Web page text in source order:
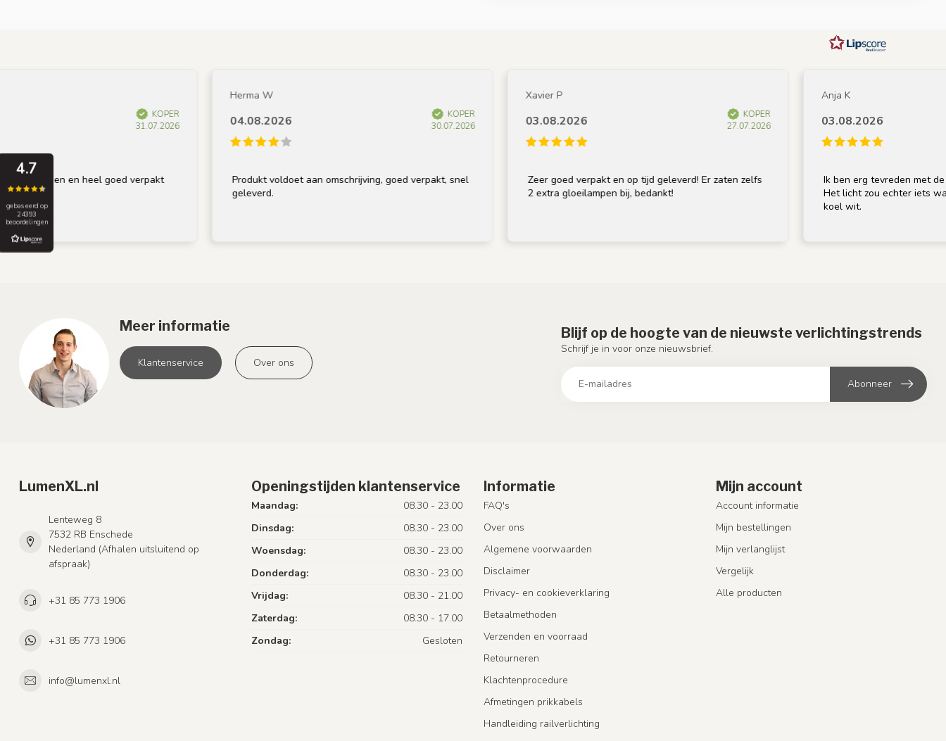
KOPER
31.07.2026
en heel goed verpakt
Herma W
04.08.2026
KOPER
30.07.2026
Produkt voldoet aan omschrijving, goed verpakt, snel
geleverd.
Xavier P
03.08.2026
KOPER
27.07.2026
Zeer goed verpakt en op tijd geleverd! Er zaten zelfs
2 extra gloeilampen bij, bedankt!
Anja K
03.08.2026
Ik ben erg tevreden met de
Het licht zou echter iets warmer
koel wit.
4.7
gebaseerd op
24393
beoordelingen
Meer informatie
Klantenservice Over ons
Blijf op de hoogte van de nieuwste verlichtingstrends
Schrijf je in voor onze nieuwsbrief.
Abonneer
LumenXL.nl
Lenteweg 8
7532 RB Enschede
Nederland (Afhalen uitsluitend op
afspraak)
+31 85 773 1906
+31 85 773 1906
info@lumenxl.nl
Openingstijden klantenservice
Maandag:
08.30 - 23.00
Dinsdag:
08.30 - 23.00
Woensdag:
08.30 - 23.00
Donderdag:
08.30 - 23.00
Vrijdag:
08.30 - 21.00
Zaterdag:
08.30 - 17.00
Zondag:
Gesloten
Informatie
FAQ's
Over ons
Algemene voorwaarden
Disclaimer
Privacy- en cookieverklaring
Betaalmethoden
Verzenden en voorraad
Retourneren
Klachtenprocedure
Afmetingen prikkabels
Handleiding railverlichting
Mijn account
Account informatie
Mijn bestellingen
Mijn verlanglijst
Vergelijk
Alle producten